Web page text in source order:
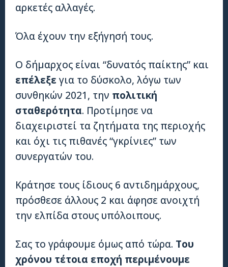
αρκετές αλλαγές.
Όλα έχουν την εξήγησή τους.
Ο δήμαρχος είναι “δυνατός παίκτης” και
επέλεξε για το δύσκολο, λόγω των
συνθηκών 2021, την πολιτική
σταθερότητα. Προτίμησε να
διαχειριστεί τα ζητήματα της περιοχής
και όχι τις πιθανές “γκρίνιες” των
συνεργατών του.
Κράτησε τους ίδιους 6 αντιδημάρχους,
πρόσθεσε άλλους 2 και άφησε ανοιχτή
την ελπίδα στους υπόλοιπους.
Σας το γράφουμε όμως από τώρα. Του
χρόνου τέτοια εποχή περιμένουμε